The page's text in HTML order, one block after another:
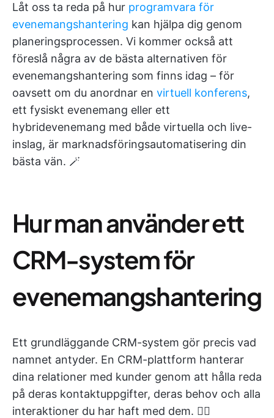
Låt oss ta reda på hur programvara för
evenemangshantering kan hjälpa dig genom
planeringsprocessen. Vi kommer också att
föreslå några av de bästa alternativen för
evenemangshantering som finns idag – för
oavsett om du anordnar en virtuell konferens,
ett fysiskt evenemang eller ett
hybridevenemang med både virtuella och live-
inslag, är marknadsföringsautomatisering din
bästa vän. 🪄
Hur man använder ett
CRM-system för
evenemangshantering
Ett grundläggande CRM-system gör precis vad
namnet antyder. En CRM-plattform hanterar
dina relationer med kunder genom att hålla reda
på deras kontaktuppgifter, deras behov och alla
interaktioner du har haft med dem. 🙋‍♀️